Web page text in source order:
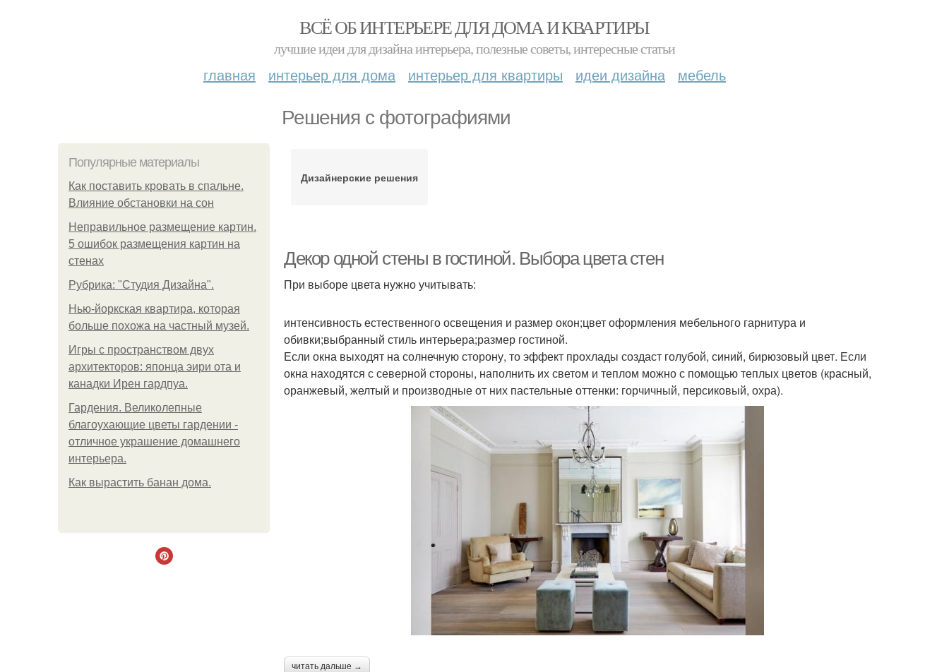
ВСЁ ОБ ИНТЕРЬЕРЕ ДЛЯ ДОМА И КВАРТИРЫ
лучшие идеи для дизайна интерьера, полезные советы, интересные статьи
главная интерьер для дома интерьер для квартиры идеи дизайна мебель
Решения с фотографиями
Популярные материалы
Как поставить кровать в спальне.
Влияние обстановки на сон
Неправильное размещение картин.
5 ошибок размещения картин на
стенах
Рубрика: "Студия Дизайна".
Нью-йоркская квартира, которая
больше похожа на частный музей.
Игры с пространством двух
архитекторов: японца эири ота и
канадки Ирен гардпуа.
Гардения. Великолепные
благоухающие цветы гардении -
отличное украшение домашнего
интерьера.
Как вырастить банан дома.
Дизайнерские решения
Декор одной стены в гостиной. Выбора цвета стен
При выборе цвета нужно учитывать:
интенсивность естественного освещения и размер окон;цвет оформления мебельного гарнитура и
обивки;выбранный стиль интерьера;размер гостиной.
Если окна выходят на солнечную сторону, то эффект прохлады создаст голубой, синий, бирюзовый цвет. Если
окна находятся с северной стороны, наполнить их светом и теплом можно с помощью теплых цветов (красный,
оранжевый, желтый и производные от них пастельные оттенки: горчичный, персиковый, охра).
читать дальше →